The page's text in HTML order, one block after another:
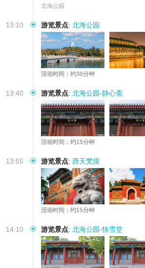
北海公园
13:10 游览景点: 北海公园
活动时间：约30分钟
13:40 游览景点: 北海公园-静心斋
活动时间：约15分钟
13:55 游览景点: 西天梵境
活动时间：约15分钟
14:10 游览景点: 北海公园-快雪堂